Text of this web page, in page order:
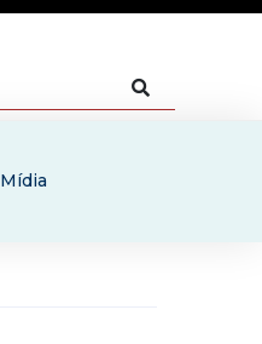
Mídia